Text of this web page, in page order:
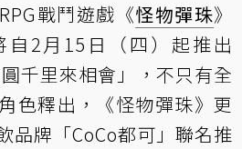
戰鬥遊戲《怪物彈珠》
自2月15日（四）起推出
千里來相會」，不只有全
色釋出，《怪物彈珠》更
品牌「CoCo都可」聯名推